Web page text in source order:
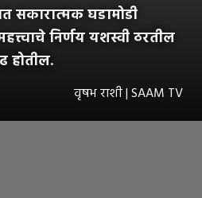
सकारात्मक घडामोडी
निर्णय यशस्वी ठरतील
होतील.
वृषभ राशी | SAAM TV